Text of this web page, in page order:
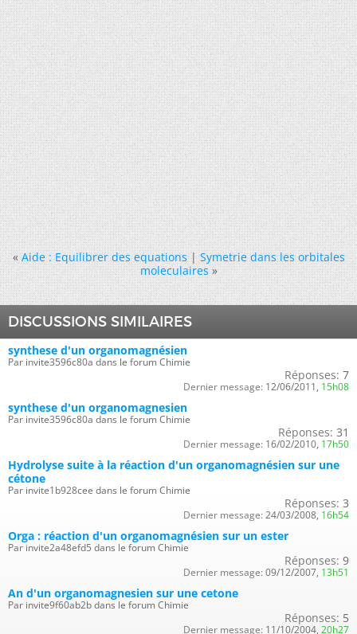
« Aide : Equilibrer des equations|Symetrie dans les orbitales
moleculaires »
DISCUSSIONS SIMILAIRES
synthese d'un organomagnésien
Par invite3596c80a dans le forum Chimie
Réponses: 7
Dernier message: 12/06/2011, 15h08
synthese d'un organomagnesien
Par invite3596c80a dans le forum Chimie
Réponses: 31
Dernier message: 16/02/2010, 17h50
Hydrolyse suite à la réaction d'un organomagnésien sur une
cétone
Par invite1b928cee dans le forum Chimie
Réponses: 3
Dernier message: 24/03/2008, 16h54
Orga : réaction d'un organomagnésien sur un ester
Par invite2a48efd5 dans le forum Chimie
Réponses: 9
Dernier message: 09/12/2007, 13h51
An d'un organomagnesien sur une cetone
Par invite9f60ab2b dans le forum Chimie
Réponses: 5
Dernier message: 11/10/2004, 20h27